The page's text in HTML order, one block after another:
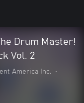
Drum Master!
Vol. 2
America Inc.
•